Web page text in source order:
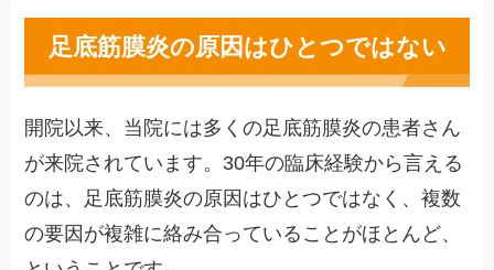
足底筋膜炎の原因はひとつではない
開院以来、当院には多くの足底筋膜炎の患者さん
が来院されています。30年の臨床経験から言える
のは、足底筋膜炎の原因はひとつではなく、複数
の要因が複雑に絡み合っていることがほとんど、